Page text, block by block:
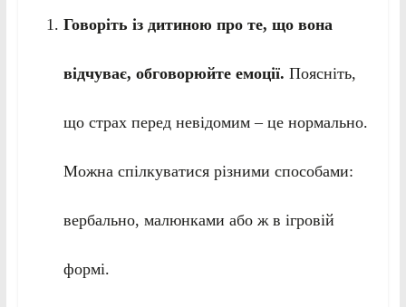
Говоріть із дитиною про те, що вона
відчуває, обговорюйте емоції. Поясніть,
що страх перед невідомим – це нормально.
Можна спілкуватися різними способами:
вербально, малюнками або ж в ігровій
формі.